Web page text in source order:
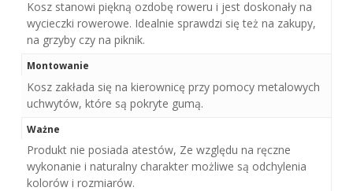
Kosz stanowi piękną ozdobę roweru i jest doskonały na
wycieczki rowerowe. Idealnie sprawdzi się też na zakupy,
na grzyby czy na piknik.
Montowanie
Kosz zakłada się na kierownicę przy pomocy metalowych
uchwytów, które są pokryte gumą.
Ważne
Produkt nie posiada atestów, Ze względu na ręczne
wykonanie i naturalny charakter możliwe są odchylenia
kolorów i rozmiarów.